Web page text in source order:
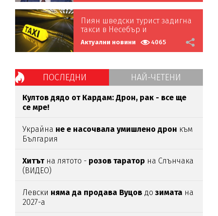
Пиян шведски турист задигна
такси в Несебър и
катастрофира
Актуални новини 4065
ПОСЛЕДНИ НАЙ-ЧЕТЕНИ
Култов дядо от Кардам: Дрон, рак - все ще
се мре!
Украйна не е насочвала умишлено дрон към
България
Хитътна лятото - розов таратор на Слънчака
(ВИДЕО)
Левски няма да продава Вуцов дозимата на
2027-а